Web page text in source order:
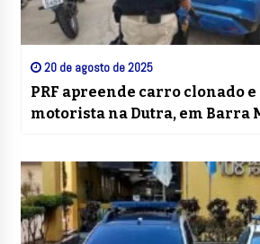
20 de agosto de 2025
PRF apreende carro clonado
motorista na Dutra, em Barra